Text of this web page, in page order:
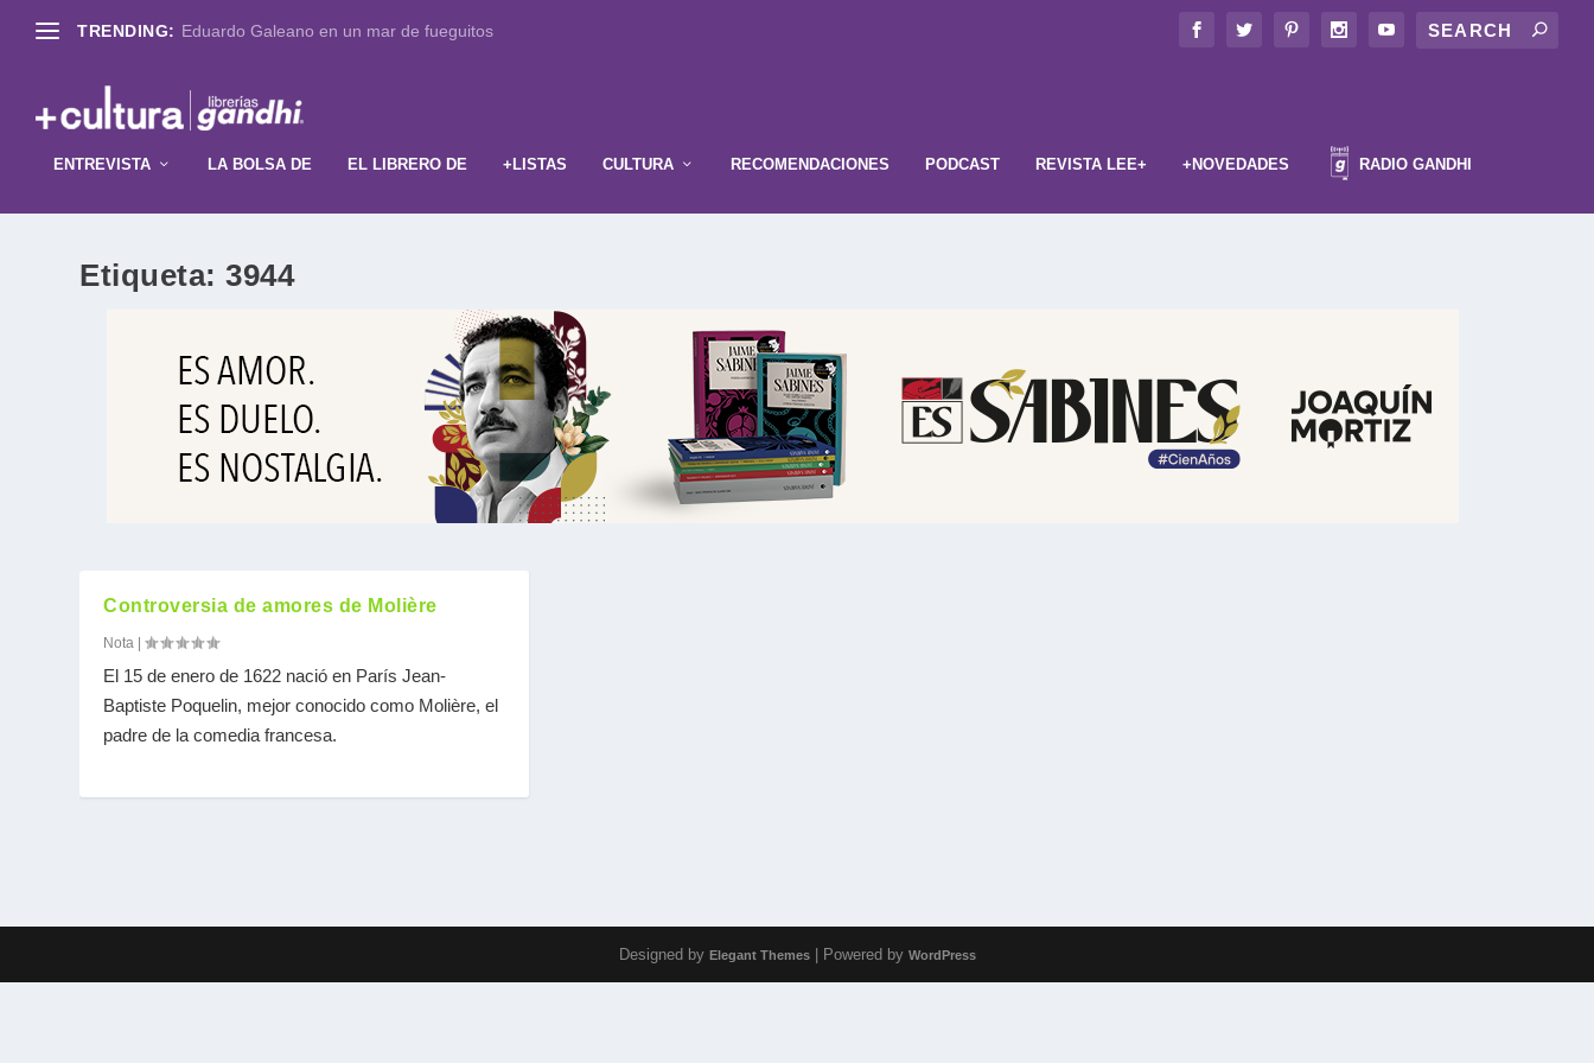
TRENDING: Eduardo Galeano en un mar de fueguitos
ENTREVISTA LA BOLSA DE EL LIBRERO DE +LISTAS CULTURA RECOMENDACIONES PODCAST REVISTA LEE+ +NOVEDADES RADIO GANDHI
Etiqueta:3944
Controversia de amores de Molière
Nota |
El 15 de enero de 1622 nació en París Jean-
Baptiste Poquelin, mejor conocido como Molière, el
padre de la comedia francesa.
Designed by Elegant Themes| Powered by WordPress